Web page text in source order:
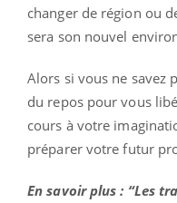
changer de région ou
sera son nouvel
Alors si vous ne savez
du repos pour vous
cours à votre
préparer votre futur
En savoir plus : “Les